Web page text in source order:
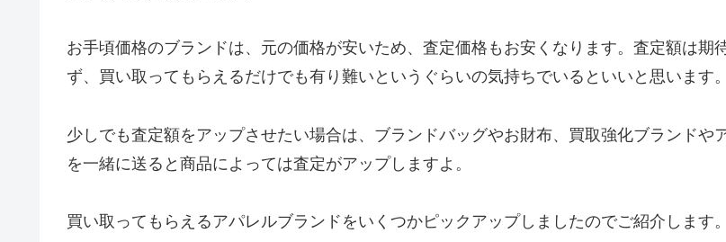
お手頃価格のブランドは、元の価格が安いため、査定価格もお安くなります。査定額は期
ず、買い取ってもらえるだけでも有り難いというぐらいの気持ちでいるといいと思います。
少しでも査定額をアップさせたい場合は、ブランドバッグやお財布、買取強化ブランドや
を一緒に送ると商品によっては査定がアップしますよ。
買い取ってもらえるアパレルブランドをいくつかピックアップしましたのでご紹介します。